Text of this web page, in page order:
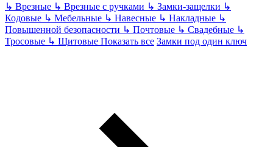
↳ Врезные ↳ Врезные с ручками ↳ Замки-защелки ↳
Кодовые ↳ Мебельные ↳ Навесные ↳ Накладные ↳
Повышенной безопасности ↳ Почтовые ↳ Свадебные ↳
Тросовые ↳ Щитовые Показать все Замки под один ключ